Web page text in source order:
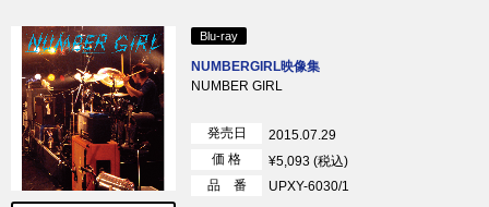
Blu-ray
NUMBERGIRL映像集
NUMBER GIRL
発売日
2015.07.29
価 格
¥5,093 (税込)
品 番
UPXY-6030/1